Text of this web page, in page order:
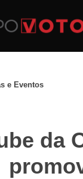
e Eventos
da